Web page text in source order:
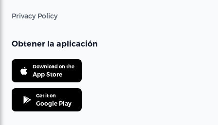
Privacy Policy
Obtener la aplicación
Download on the
App Store
Get it on
Google Play